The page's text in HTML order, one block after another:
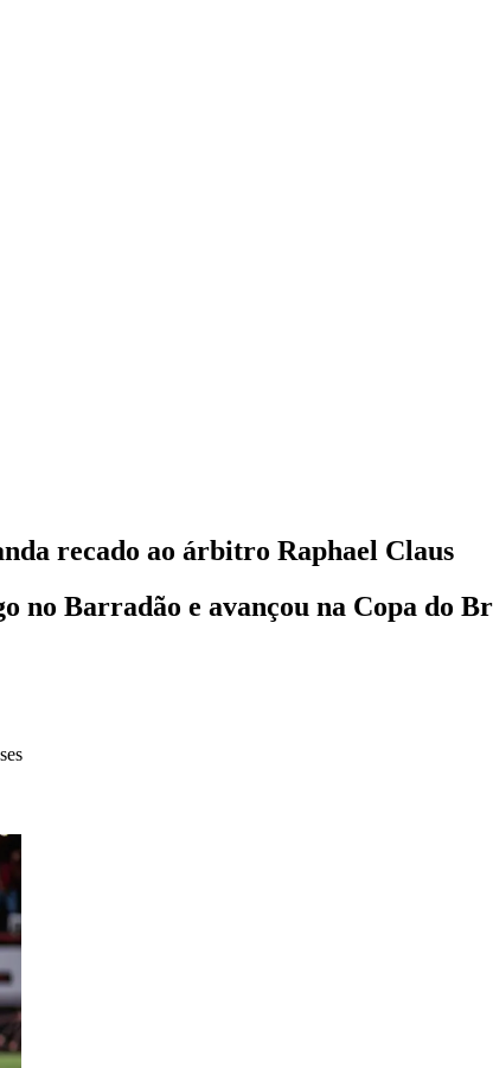
recado ao árbitro Raphael Claus
no Barradão e avançou na Copa do